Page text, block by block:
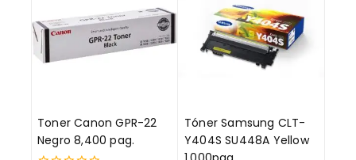
Toner Canon GPR-22
Negro 8,400 pag.
Tóner Samsung CLT-
Y404S SU448A Yellow